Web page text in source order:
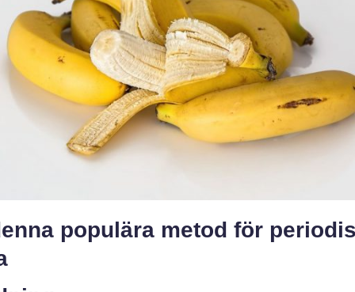
populära metod för